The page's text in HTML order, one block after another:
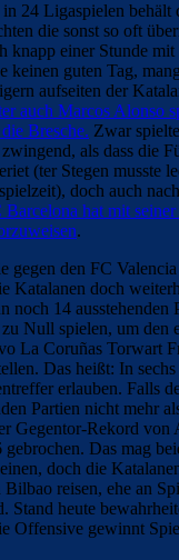
24 Ligaspielen behält
die sonst so oft
knapp einer Stunde
keinen guten Tag,
aufseiten der
auch Marcos Alonso
Bresche. Zwar
als dass die
(ter Stegen musste
doch auch
Barcelona hat mit
.
gegen den FC
Katalanen doch
noch 14 ausstehenden
zu Null spielen, um
La Coruñas Torwart
Das heißt: In
erlauben. Falls
Partien nicht mehr
Gegentor-Rekord
Das mag
doch die
Bilbao reisen, ehe an
Stand heute
Offensive gewinnt